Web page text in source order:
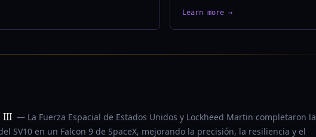
Learn more →
III — La Fuerza Espacial de Estados Unidos y Lockheed Martin completaron la
SV10 en un Falcon 9 de SpaceX, mejorando la precisión, la resiliencia y el